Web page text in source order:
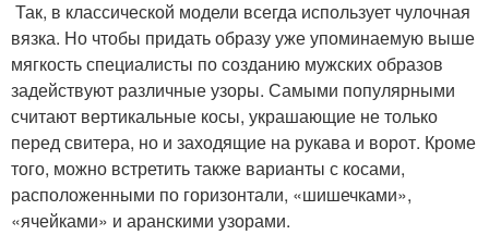
Так, в классической модели всегда использует чулочная
вязка. Но чтобы придать образу уже упоминаемую выше
мягкость специалисты по созданию мужских образов
задействуют различные узоры. Самыми популярными
считают вертикальные косы, украшающие не только
перед свитера, но и заходящие на рукава и ворот. Кроме
того, можно встретить также варианты с косами,
расположенными по горизонтали, «шишечками»,
«ячейками» и аранскими узорами.